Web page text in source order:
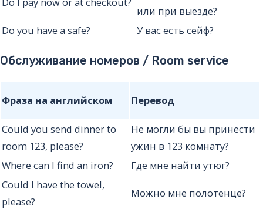
или при выезде?
Do you have a safe?
У вас есть сейф?
Обслуживание номеров / Room service
Фраза на английском Перевод
Could you send dinner to
room 123, please?
Не могли бы вы принести
ужин в 123 комнату?
Where can I find an iron?
Где мне найти утюг?
Could I have the towel,
please?
Можно мне полотенце?